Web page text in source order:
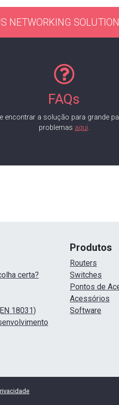
NETWORKING
FAQs
encontrar a solução para grande
problemas aqui.
certa?
18031)
Produtos
Routers
Switches
Pontos de
Acessórios
Software